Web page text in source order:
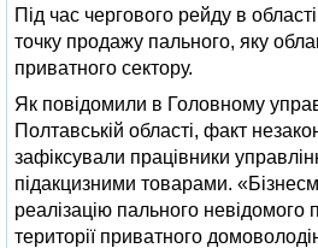
Під час чергового рейду в
точку продажу пального, яку
приватного сектору.
Як повідомили в Головному
Полтавській області, факт
зафіксували працівники
підакцизними товарами.
реалізацію пального
території приватного